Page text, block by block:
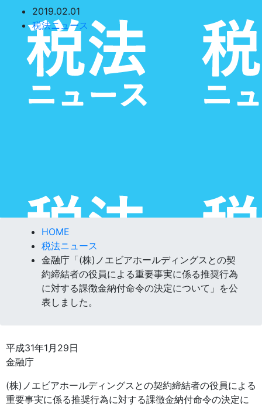
2019.02.01
税法ニュース
HOME
税法ニュース
金融庁「(株)ノエビアホールディングスとの契
約締結者の役員による重要事実に係る推奨行為
に対する課徴金納付命令の決定について」を公
表しました。
平成31年1月29日
金融庁
(株)ノエビアホールディングスとの契約締結者の役員による
重要事実に係る推奨行為に対する課徴金納付命令の決定に